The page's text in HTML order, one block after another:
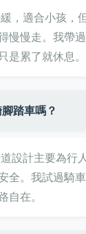
，適合小孩，
慢慢走。我帶過
是累了就休息。
踏車嗎？
設計主要為行
全。我試過騎
自在。